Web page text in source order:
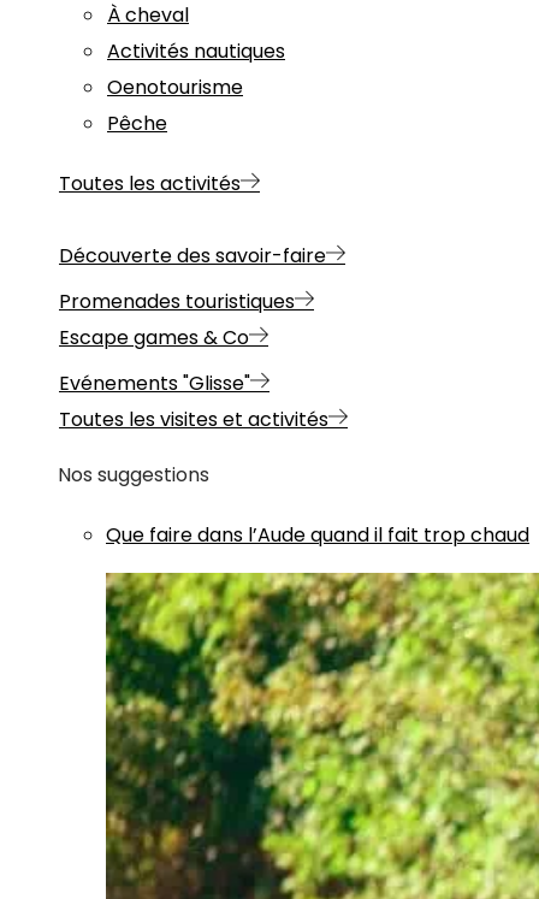
À cheval
Activités nautiques
Oenotourisme
Pêche
Toutes les activités
Découverte des savoir-faire
Promenades touristiques
Escape games & Co
Evénements "Glisse"
Toutes les visites et activités
Nos suggestions
Que faire dans l’Aude quand il fait trop chaud